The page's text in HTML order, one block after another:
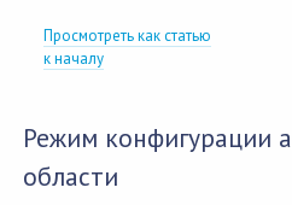
Просмотреть как статью
к началу
Режим конфигурации
области